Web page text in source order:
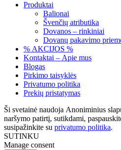
Produktai
Balionai
Švenčių atributika
Dovanos – rinkiniai
Dovanų pakavimo
% AKCIJOS %
Kontaktai – Apie mus
Blogas
Pirkimo taisyklės
Privatumo politika
Prekių pristatymas
Ši svetainė naudoja Anoniminius
naršymo patirtį, sutikdami,
susipažinkite su privatumo politika.
SUTINKU
Manage consent